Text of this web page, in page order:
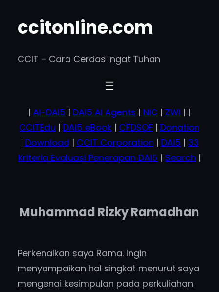
ccitonline.com
CCIT – Cara Cerdas Ingat Tuhan
| AI-DAI5 | DAI5 AI Agents | NIC | ZWI | |
CCITEdu | DAI5 eBook | CFDSOF | Donation
| Download | CCIT Corporation | DAI5 | 33
Kriteria Evaluasi Penerapan DAI5 | Search |
Muhammad Rizky Ramadhan
Perkenalkan saya Rama. Ingin
menyampaikan hal singkat menurut saya
mengenai kesimpulan pada perkuliahan